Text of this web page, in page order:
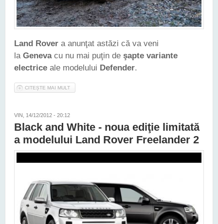
Land Rover a anunţat astăzi că va veni
la Genevacu nu mai puţin de şapte variante
electrice ale modelului Defender.
CITEȘTE MAI MULT
VIN, 14/12/2012 - 20:12
Black and White - noua ediţie limitată
a modelului Land Rover Freelander 2